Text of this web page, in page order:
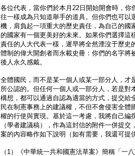
各位代表，當你們於本月22日開始開會時，
往一樣成為只知道舉手的道具。但你們也可以
機，肩負起一項重大的歷史責任，為自己的國
的國家有一個更美好的未來。如果你們選擇這
責任的人大代表一樣，遲早將全然湮沒于歷史
體制的偉大開創者而永載史冊：你們的名字將
後人永久感戴。
全體國民，而不是某一個人或某一部分人，才
所公認的。但任何一個人或一部分人，若是對
構想，都可以通過自認為適當的方式，提交給
民在制憲事務上的建議權，不但不會侵害全體
權的行使與實現。基於這一考慮，我將自己編
（學者建議稿），作為這封信的附件一併提
案的內容略作如下說明（如有需要，我還可提
（1）《中華統一共和國憲法草案》簡稱「一